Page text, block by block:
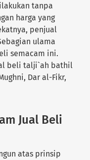
tanpa
harga yang
penjual
ulama
semacam ini.
beli talji`ah bathil
Dar al-Fikr,
Jual Beli
atas prinsip